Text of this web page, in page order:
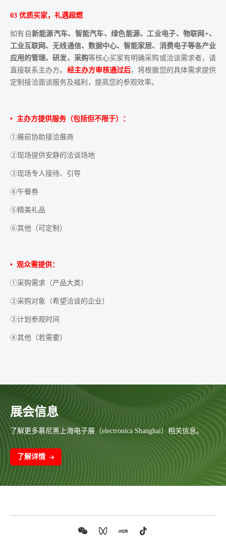
03 优质买家，礼遇超燃
如有自 新能源汽车、智能汽车、绿色能源、工业电子、物联网+、
工业互联网、无线通信、数据中心、智能家居、消费电子等各产业
应用的管理、研发、采购等核心买家有明确采购或洽谈需求者，请
直接联系主办方。 经主办方审核通过后，将根据您的具体需求提供
定制接洽面谈服务及福利，提高您的参观效率。
• 主办方提供服务（包括但不限于）：
①展前协助接洽展商
②现场提供安静的洽谈场地
③现场专人接待、引导
④午餐券
⑤精美礼品
⑥其他（可定制）
• 观众需提供：
①采购需求（产品大类）
②采购对象（希望洽谈的企业）
③计划参观时间
④其他（若需要）
展会信息
了解更多慕尼黑上海电子展（electronica Shanghai）相关信息。
了解详情